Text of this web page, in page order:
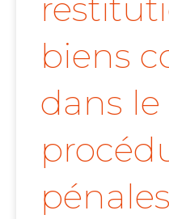
biens
dans